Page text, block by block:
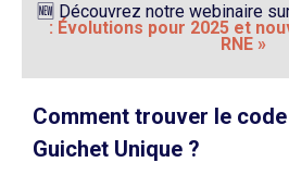
🆕 Découvrez notre webinaire
: Évolutions pour 2025 et
RNE »
Comment trouver le
Guichet Unique ?